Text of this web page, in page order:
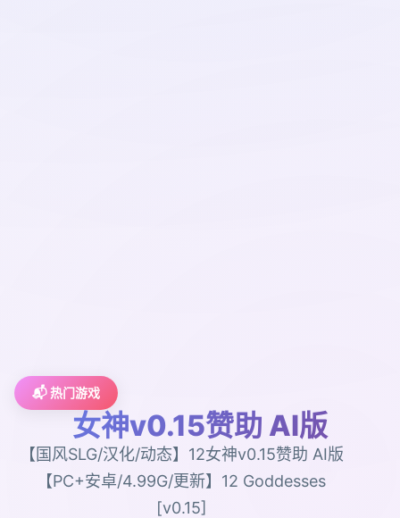
📬 热门游戏
女神v0.15赞助 AI版
【国风SLG/汉化/动态】12女神v0.15赞助 AI版
【PC+安卓/4.99G/更新】12 Goddesses
[v0.15]